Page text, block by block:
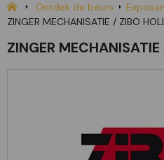
Ontdek de beurs
ZINGER MECHANISATIE / ZIBO
ZINGER